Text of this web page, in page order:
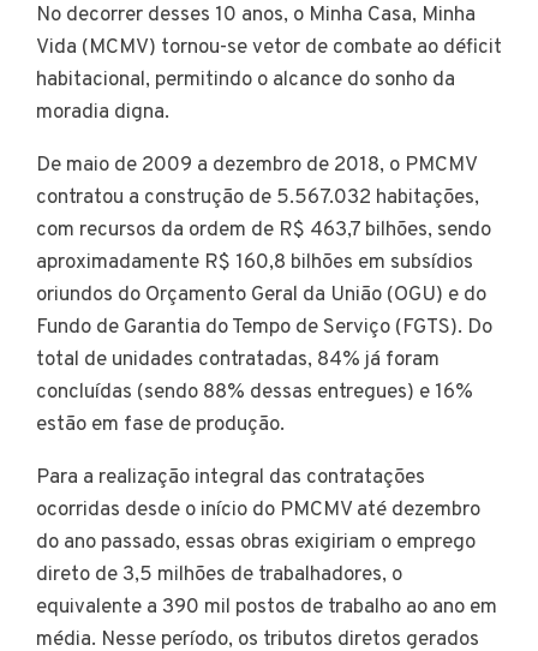
No decorrer desses 10 anos, o Minha Casa, Minha
Vida (MCMV) tornou-se vetor de combate ao déficit
habitacional, permitindo o alcance do sonho da
moradia digna.
De maio de 2009 a dezembro de 2018, o PMCMV
contratou a construção de 5.567.032 habitações,
com recursos da ordem de R$ 463,7 bilhões, sendo
aproximadamente R$ 160,8 bilhões em subsídios
oriundos do Orçamento Geral da União (OGU) e do
Fundo de Garantia do Tempo de Serviço (FGTS). Do
total de unidades contratadas, 84% já foram
concluídas (sendo 88% dessas entregues) e 16%
estão em fase de produção.
Para a realização integral das contratações
ocorridas desde o início do PMCMV até dezembro
do ano passado, essas obras exigiriam o emprego
direto de 3,5 milhões de trabalhadores, o
equivalente a 390 mil postos de trabalho ao ano em
média. Nesse período, os tributos diretos gerados